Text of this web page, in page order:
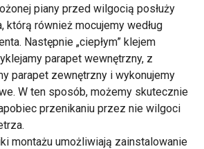
piany przed wilgocią posłuży
którą również mocujemy według
Następnie „ciepłym” klejem
parapet wewnętrzny, z
parapet zewnętrzny i wykonujemy
W ten sposób, możemy skutecznie
przenikaniu przez nie wilgoci
montażu umożliwiają zainstalowanie